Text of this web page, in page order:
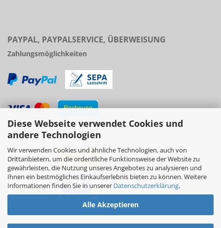
Diese Webseite verwendet Cookies und
andere Technologien
Wir verwenden Cookies und ähnliche Technologien, auch von
Drittanbietern, um die ordentliche Funktionsweise der Website zu
gewährleisten, die Nutzung unseres Angebotes zu analysieren und
Ihnen ein bestmögliches Einkaufserlebnis bieten zu können. Weitere
Informationen finden Sie in unserer Datenschutzerklärung.
Alle Akzeptieren
PAYPAL, PAYPALSERVICE, ÜBERWEISUNG
Zahlungsmöglichkeiten
Versand